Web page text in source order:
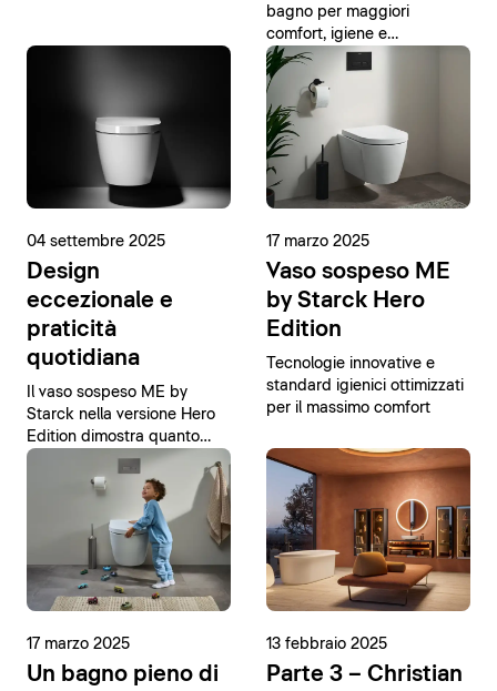
bagno per maggiori
comfort, igiene e
sostenibilità
04 settembre 2025
Design
eccezionale e
praticità
quotidiana
Il vaso sospeso ME by
Starck nella versione Hero
Edition dimostra quanto
possa essere semplice
raggiungere la perfezione.
17 marzo 2025
Vaso sospeso ME
by Starck Hero
Edition
Tecnologie innovative e
standard igienici ottimizzati
per il massimo comfort
17 marzo 2025
Un bagno pieno di
13 febbraio 2025
Parte 3 – Christian